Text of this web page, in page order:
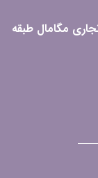
مگامال طبقه